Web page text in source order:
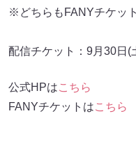
※どちらもFANYチケッ
配信チケット：9月30日(
公式HPはこちら
FANYチケットはこちら